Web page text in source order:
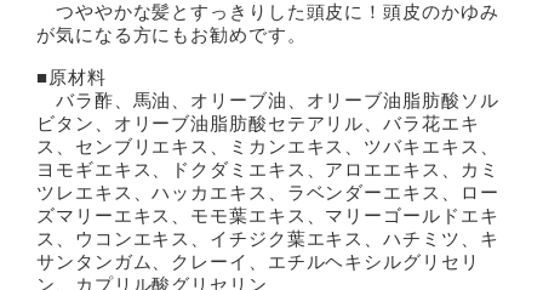
つややかな髪とすっきりした頭皮に！頭皮のかゆみ
が気になる方にもお勧めです。
■原材料
バラ酢、馬油、オリーブ油、オリーブ油脂肪酸ソル
ビタン、オリーブ油脂肪酸セテアリル、バラ花エキ
ス、センブリエキス、ミカンエキス、ツバキエキス、
ヨモギエキス、ドクダミエキス、アロエエキス、カミ
ツレエキス、ハッカエキス、ラベンダーエキス、ロー
ズマリーエキス、モモ葉エキス、マリーゴールドエキ
ス、ウコンエキス、イチジク葉エキス、ハチミツ、キ
サンタンガム、クレーイ、エチルヘキシルグリセリ
ン、カプリル酸グリセリン